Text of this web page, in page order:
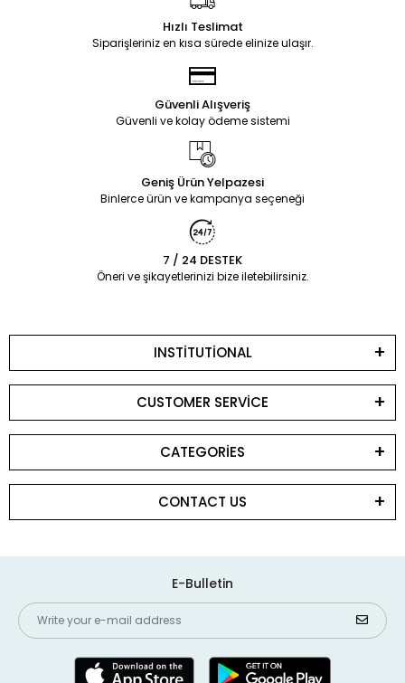
Hızlı Teslimat
Siparişleriniz en kısa sürede elinize ulaşır.
Güvenli Alışveriş
Güvenli ve kolay ödeme sistemi
Geniş Ürün Yelpazesi
Binlerce ürün ve kampanya seçeneği
7 / 24 DESTEK
Öneri ve şikayetlerinizi bize iletebilirsiniz.
INSTİTUTİONAL
CUSTOMER SERVİCE
CATEGORİES
CONTACT US
E-Bulletin